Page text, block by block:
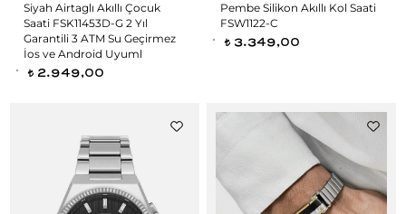
Siyah Airtaglı Akıllı Çocuk
Saati FSK11453D-G 2 Yıl
Garantili 3 ATM Su Geçirmez
İos ve Android Uyuml
t 2.949,00
Pembe Silikon Akıllı Kol Saati
FSW1122-C
t 3.349,00